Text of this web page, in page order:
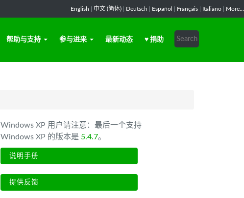
English 中文 (简体) Deutsch Español Français Italiano More...
帮助与支持 参与进来 最新动态 ♥ 捐助
Windows XP 用户请注意：最后一个支持
Windows XP 的版本是 5.4.7。
说明手册
提供反馈